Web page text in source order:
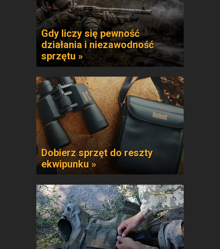
Gdy liczy się pewność
działania i niezawodność
sprzętu »
Dobierz sprzęt do reszty
ekwipunku »